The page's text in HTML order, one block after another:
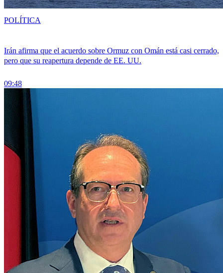
Irán afirma que el acuerdo sobre Ormuz con Omán está casi cerrado,
pero que su reapertura depende de EE. UU.
09:48
POLÍTICA